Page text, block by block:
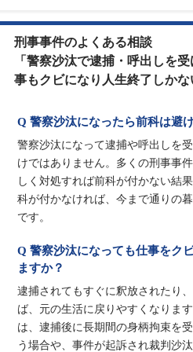
刑事事件のよくある相談
「警察沙汰で逮捕・呼出しを
事もクビになり人生終了しかな
Q 警察沙汰になったら前科は避
警察沙汰になって逮捕や呼出しを
けではありません。多くの刑事事
しく対処すれば前科が付かない結
科が付かなければ、今まで通りの
です。
Q 警察沙汰になっても仕事をク
ますか？
逮捕されてもすぐに釈放されたり
ば、元の生活に戻りやすくなりま
は、逮捕後に長期間の身柄拘束を
う場合や、事件が起訴され裁判沙